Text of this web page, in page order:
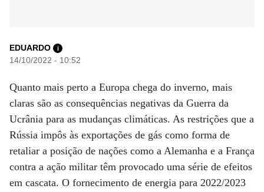
EDUARDO i
14/10/2022 - 10:52
Quanto mais perto a Europa chega do inverno, mais
claras são as consequências negativas da Guerra da
Ucrânia para as mudanças climáticas. As restrições que a
Rússia impôs às exportações de gás como forma de
retaliar a posição de nações como a Alemanha e a França
contra a ação militar têm provocado uma série de efeitos
em cascata. O fornecimento de energia para 2022/2023